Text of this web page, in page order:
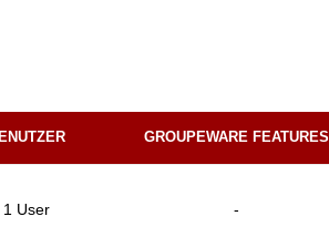
GROUPEWARE FEATURES
1 User -